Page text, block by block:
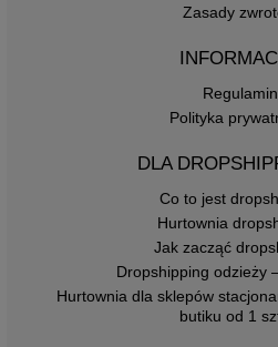
Zasady
Regulamin
Polityka
DLA
Co to jest
Hurtownia
Jak zacząć
Dropshipping odzieży
Hurtownia dla sklepów
butiku od 1